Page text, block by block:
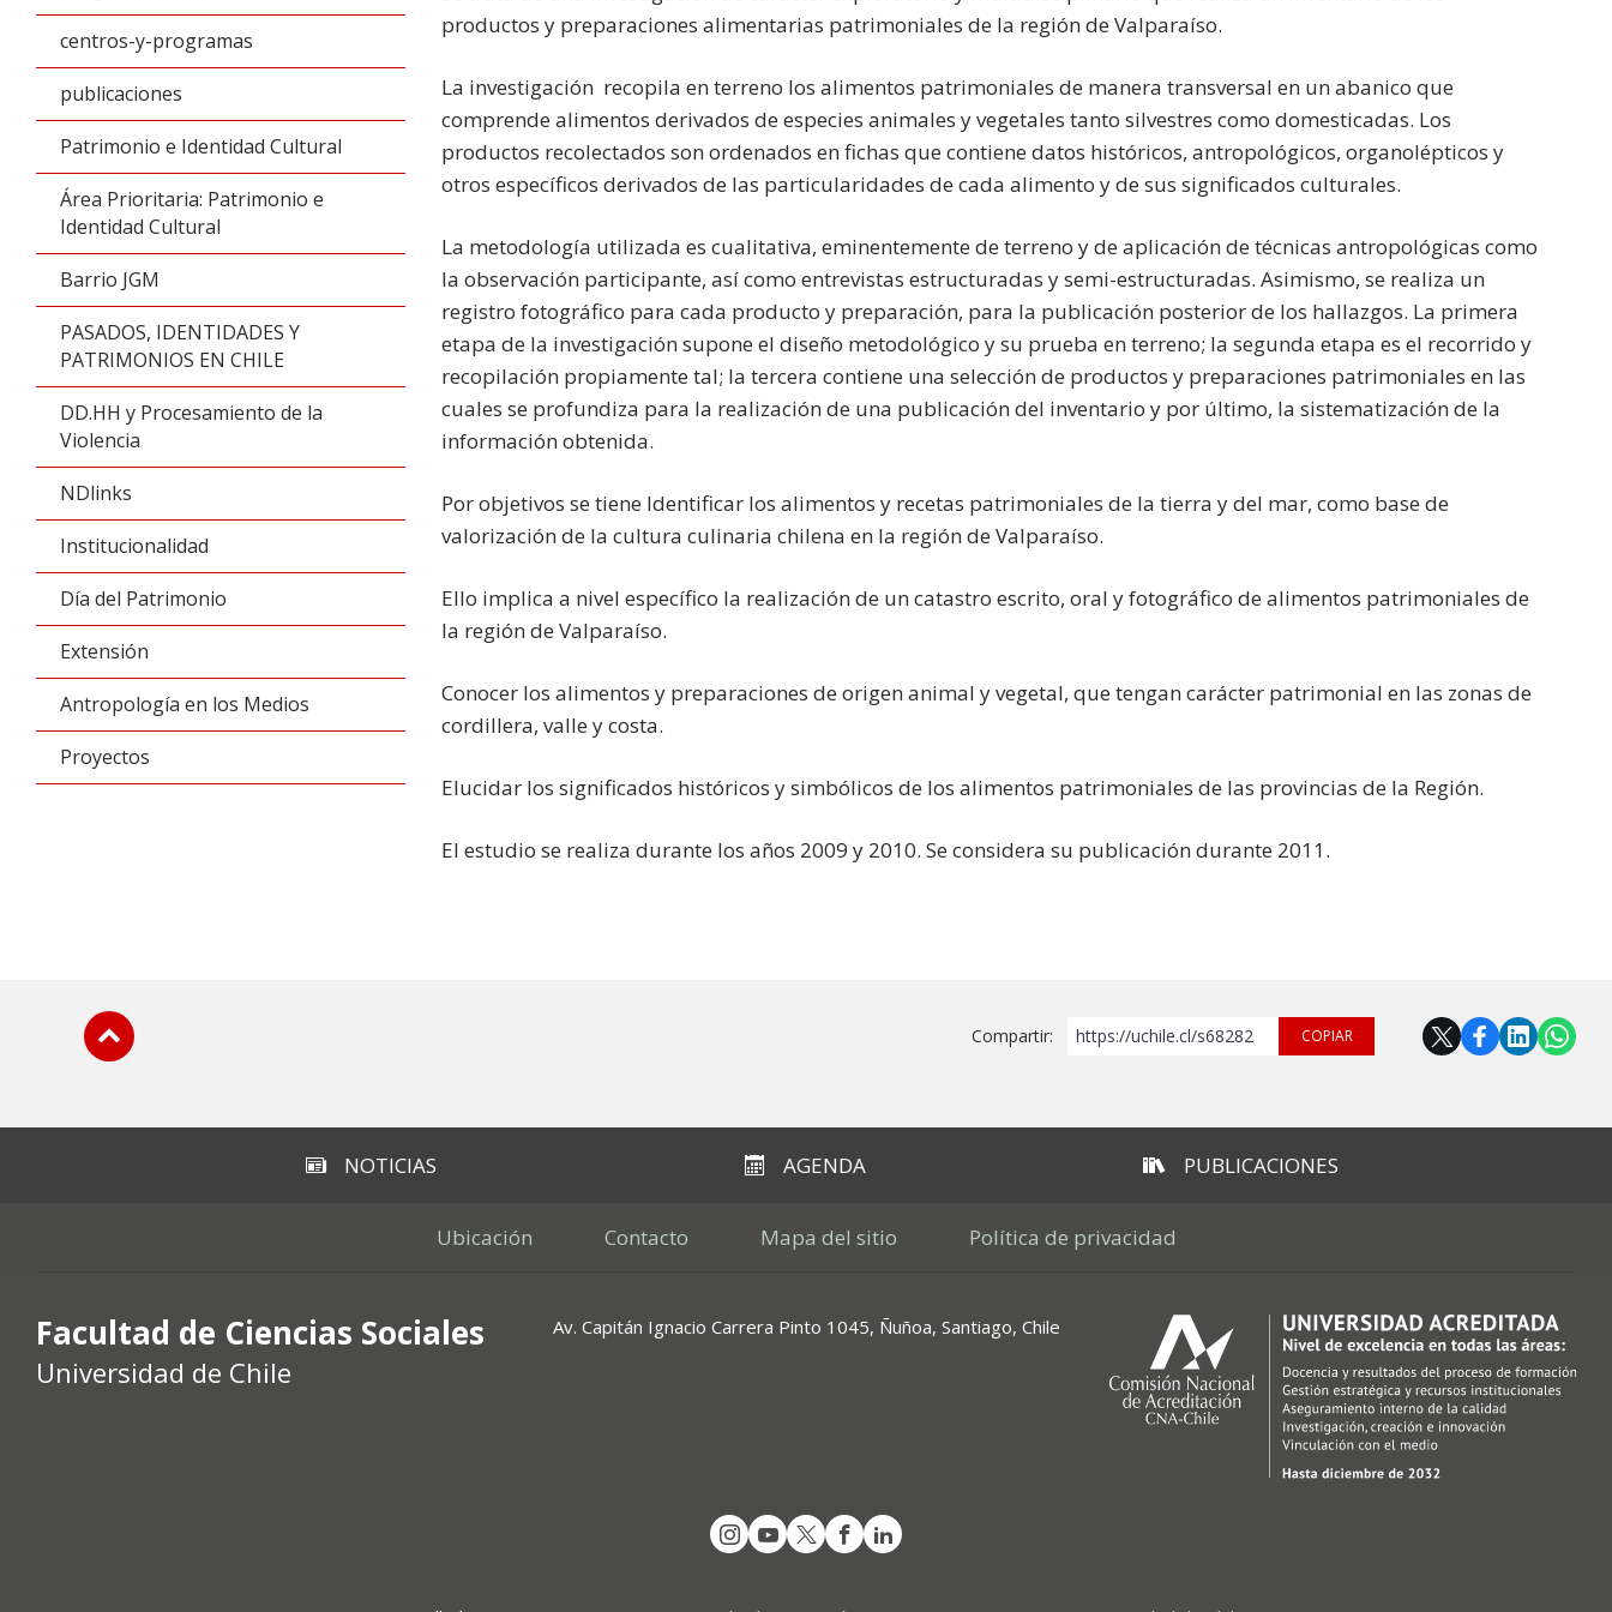
centros-y-programas
publicaciones
Patrimonio e Identidad Cultural
Área Prioritaria: Patrimonio e
Identidad Cultural
Barrio JGM
PASADOS, IDENTIDADES Y
PATRIMONIOS EN CHILE
DD.HH y Procesamiento de la
Violencia
NDlinks
Institucionalidad
Día del Patrimonio
Extensión
Antropología en los Medios
Proyectos
productos y preparaciones alimentarias patrimoniales de la región de Valparaíso.
La investigación recopila en terreno los alimentos patrimoniales de manera transversal en un abanico que
comprende alimentos derivados de especies animales y vegetales tanto silvestres como domesticadas. Los
productos recolectados son ordenados en fichas que contiene datos históricos, antropológicos, organolépticos y
otros específicos derivados de las particularidades de cada alimento y de sus significados culturales.
La metodología utilizada es cualitativa, eminentemente de terreno y de aplicación de técnicas antropológicas como
la observación participante, así como entrevistas estructuradas y semi-estructuradas. Asimismo, se realiza un
registro fotográfico para cada producto y preparación, para la publicación posterior de los hallazgos. La primera
etapa de la investigación supone el diseño metodológico y su prueba en terreno; la segunda etapa es el recorrido y
recopilación propiamente tal; la tercera contiene una selección de productos y preparaciones patrimoniales en las
cuales se profundiza para la realización de una publicación del inventario y por último, la sistematización de la
información obtenida.
Por objetivos se tiene Identificar los alimentos y recetas patrimoniales de la tierra y del mar, como base de
valorización de la cultura culinaria chilena en la región de Valparaíso.
Ello implica a nivel específico la realización de un catastro escrito, oral y fotográfico de alimentos patrimoniales de
la región de Valparaíso.
Conocer los alimentos y preparaciones de origen animal y vegetal, que tengan carácter patrimonial en las zonas de
cordillera, valle y costa.
Elucidar los significados históricos y simbólicos de los alimentos patrimoniales de las provincias de la Región.
El estudio se realiza durante los años 2009 y 2010. Se considera su publicación durante 2011.
Compartir: https://uchile.cl/s68282 COPIAR
NOTICIAS AGENDA PUBLICACIONES
Ubicación Contacto Mapa del sitio Política de privacidad
Facultad de Ciencias Sociales
Universidad de Chile
Av. Capitán Ignacio Carrera Pinto 1045, Ñuñoa, Santiago, Chile